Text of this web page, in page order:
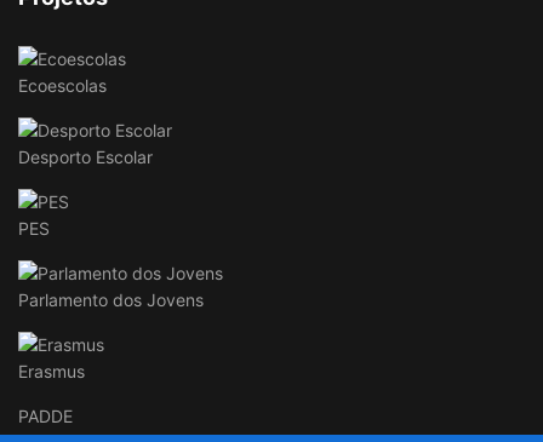
Ecoescolas
Desporto Escolar
PES
Parlamento dos Jovens
Erasmus
PADDE